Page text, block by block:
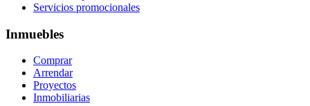
Servicios promocionales
Inmuebles
Comprar
Arrendar
Proyectos
Inmobiliarias